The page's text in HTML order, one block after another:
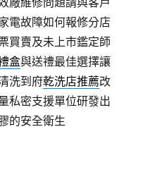
電故障如何報修分店
買賣及未上市鑑定師
盒與送禮最佳選擇讓
洗到府乾洗店推薦改
私密支援單位研發出
的安全衛生